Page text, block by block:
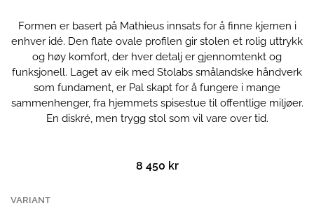
Formen er basert på Mathieus innsats for å finne kjernen i
enhver idé. Den flate ovale profilen gir stolen et rolig uttrykk
og høy komfort, der hver detalj er gjennomtenkt og
funksjonell. Laget av eik med Stolabs smålandske håndverk
som fundament, er Pal skapt for å fungere i mange
sammenhenger, fra hjemmets spisestue til offentlige miljøer.
En diskré, men trygg stol som vil vare over tid.
8 450 kr
VARIANT
Pal